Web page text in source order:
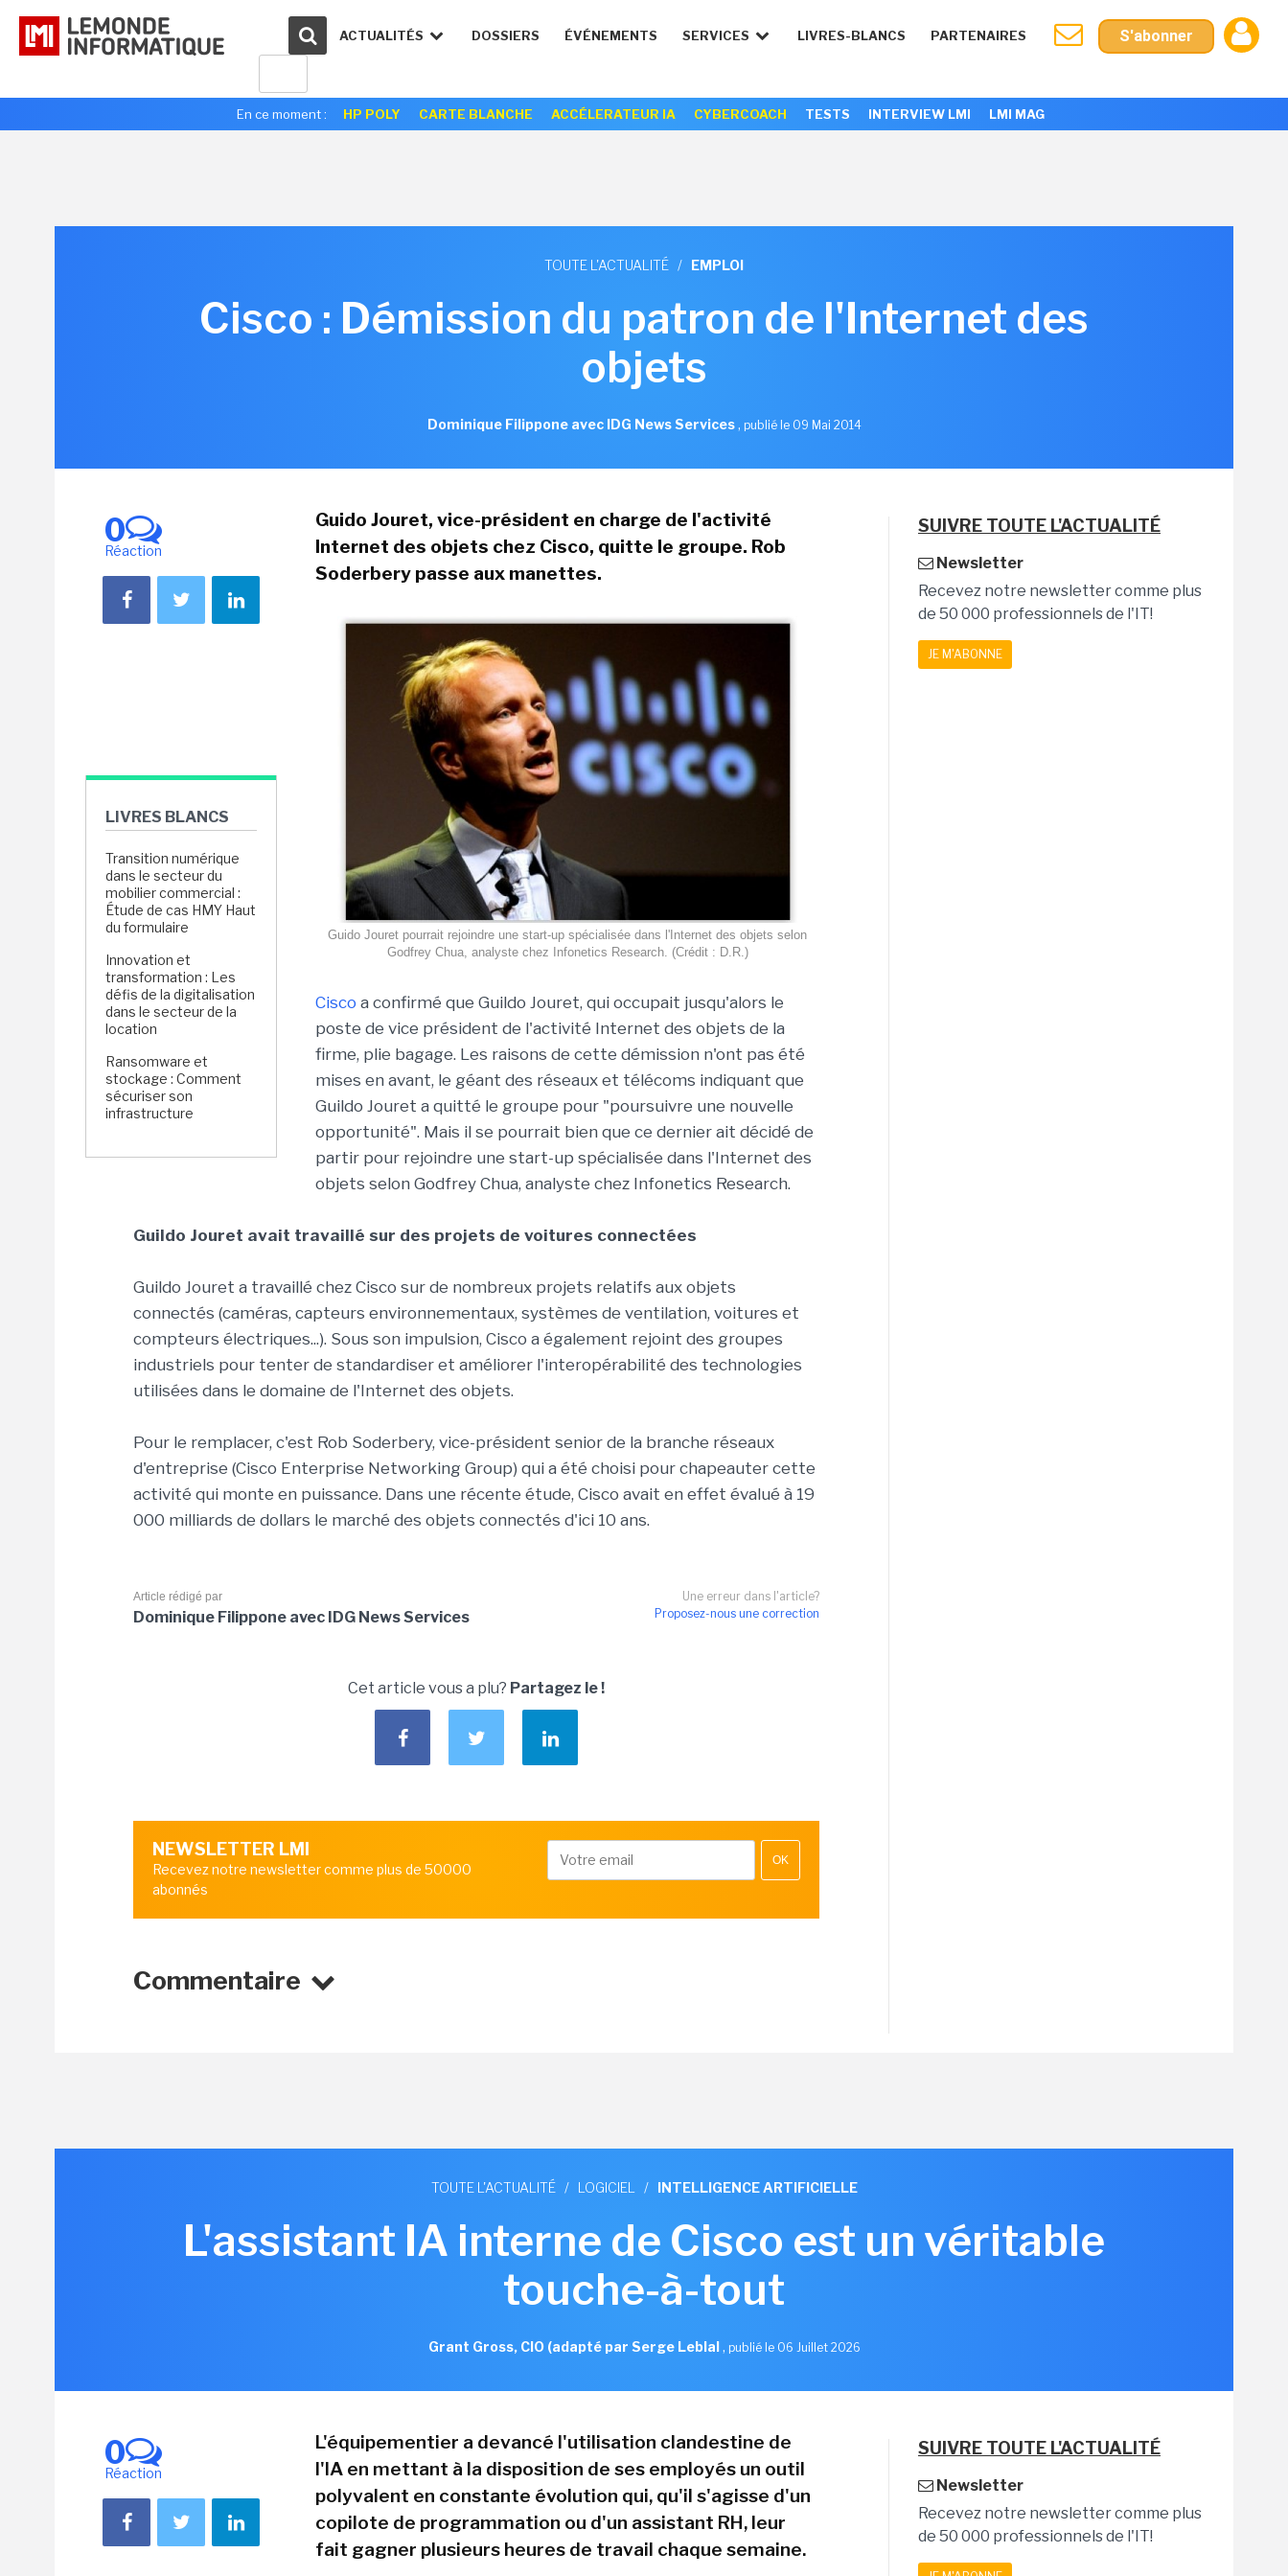
ACTUALITÉS DOSSIERS ÉVÉNEMENTS SERVICES LIVRES-BLANCS PARTENAIRES S'abonner
En ce moment : HP POLY CARTE BLANCHE ACCÉLERATEUR IA CYBERCOACH TESTS INTERVIEW LMI LMI MAG
TOUTE L'ACTUALITÉ / EMPLOI
Cisco : Démission du patron de l'Internet des
objets
Dominique Filippone avec IDG News Services, publié le 09 Mai 2014
0
Réaction
LIVRES BLANCS
Transition numérique
dans le secteur du
mobilier commercial :
Étude de cas HMY Haut
du formulaire
Innovation et
transformation : Les
défis de la digitalisation
dans le secteur de la
location
Ransomware et
stockage : Comment
sécuriser son
infrastructure
Guido Jouret, vice-président en charge de l'activité
Internet des objets chez Cisco, quitte le groupe. Rob
Soderbery passe aux manettes.
Guido Jouret pourrait rejoindre une start-up spécialisée dans l'Internet des objets selon
Godfrey Chua, analyste chez Infonetics Research. (Crédit : D.R.)
Cisco a confirmé que Guildo Jouret, qui occupait jusqu'alors le
poste de vice président de l'activité Internet des objets de la
firme, plie bagage. Les raisons de cette démission n'ont pas été
mises en avant, le géant des réseaux et télécoms indiquant que
Guildo Jouret a quitté le groupe pour "poursuivre une nouvelle
opportunité". Mais il se pourrait bien que ce dernier ait décidé de
partir pour rejoindre une start-up spécialisée dans l'Internet des
objets selon Godfrey Chua, analyste chez Infonetics Research.
Guildo Jouret avait travaillé sur des projets de voitures connectées
Guildo Jouret a travaillé chez Cisco sur de nombreux projets relatifs aux objets
connectés (caméras, capteurs environnementaux, systèmes de ventilation, voitures et
compteurs électriques...). Sous son impulsion, Cisco a également rejoint des groupes
industriels pour tenter de standardiser et améliorer l'interopérabilité des technologies
utilisées dans le domaine de l'Internet des objets.
Pour le remplacer, c'est Rob Soderbery, vice-président senior de la branche réseaux
d'entreprise (Cisco Enterprise Networking Group) qui a été choisi pour chapeauter cette
activité qui monte en puissance. Dans une récente étude, Cisco avait en effet évalué à 19
000 milliards de dollars le marché des objets connectés d'ici 10 ans.
Une erreur dans l'article?
Proposez-nous une correction
Article rédigé par
Dominique Filippone avec IDG News Services
Cet article vous a plu? Partagez le !
NEWSLETTER LMI
Recevez notre newsletter comme plus de 50000
abonnés
OK
Commentaire
SUIVRE TOUTE L'ACTUALITÉ
Newsletter
Recevez notre newsletter comme plus
de 50 000 professionnels de l'IT!
JE M'ABONNE
TOUTE L'ACTUALITÉ / LOGICIEL / INTELLIGENCE ARTIFICIELLE
L'assistant IA interne de Cisco est un véritable
touche-à-tout
Grant Gross, CIO (adapté par Serge Leblal, publié le 06 Juillet 2026
0
Réaction
L'équipementier a devancé l'utilisation clandestine de
l'IA en mettant à la disposition de ses employés un outil
polyvalent en constante évolution qui, qu'il s'agisse d'un
copilote de programmation ou d'un assistant RH, leur
fait gagner plusieurs heures de travail chaque semaine.
SUIVRE TOUTE L'ACTUALITÉ
Newsletter
Recevez notre newsletter comme plus
de 50 000 professionnels de l'IT!